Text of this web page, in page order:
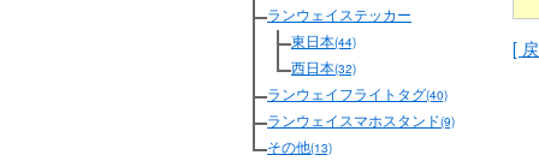
ランウェイステッカー
東日本(44)
西日本(32)
ランウェイフライトタグ(40)
ランウェイスマホスタンド(9)
その他(13)
[